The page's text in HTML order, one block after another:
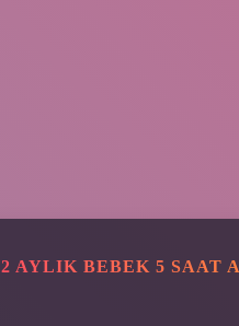
2 AYLIK BEBEK 5 SAAT